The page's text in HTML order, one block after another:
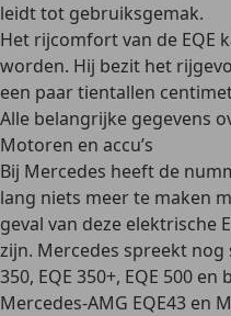
leidt tot gebruiksgemak.
Het rijcomfort van de EQE
worden. Hij bezit het
een paar tientallen
Alle belangrijke gegevens
Motoren en accu’s
Bij Mercedes heeft de
lang niets meer te maken
geval van deze elektrische
zijn. Mercedes spreekt nog
350, EQE 350+, EQE 500
Mercedes-AMG EQE43 en